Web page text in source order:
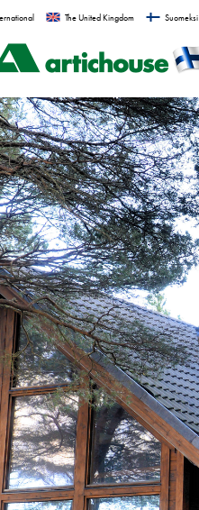
The United Kingdom Suomeksi